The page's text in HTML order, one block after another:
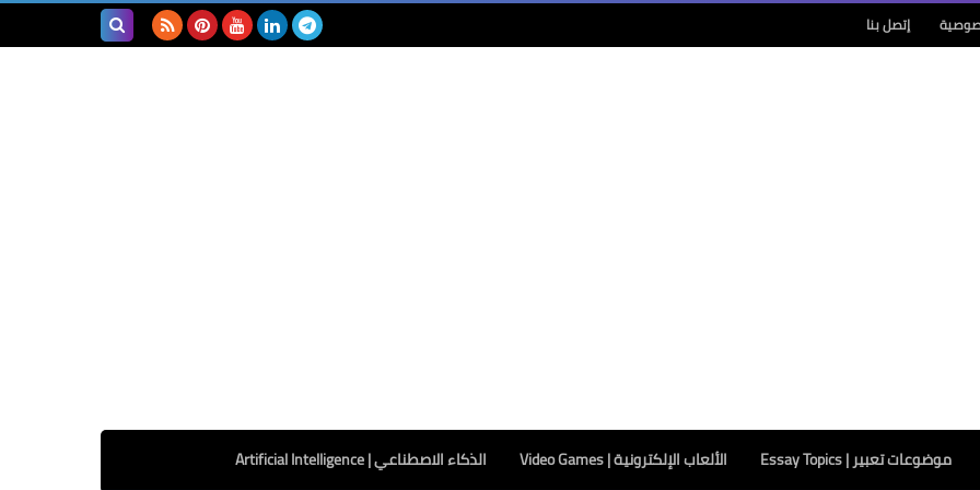
إتصل بنا
موضوعات تعبير | Essay Topics الألعاب الإلكترونية | Video Games الذكاء الاصطناعي | Artificial Intelligence